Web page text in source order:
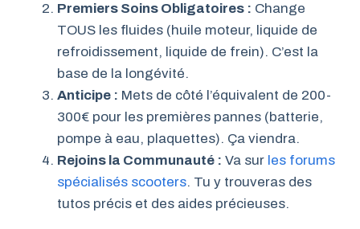
Premiers Soins Obligatoires : Change
TOUS les fluides (huile moteur, liquide de
refroidissement, liquide de frein). C’est la
base de la longévité.
Anticipe : Mets de côté l’équivalent de 200-
300€ pour les premières pannes (batterie,
pompe à eau, plaquettes). Ça viendra.
Rejoins la Communauté : Va sur les forums
spécialisés scooters. Tu y trouveras des
tutos précis et des aides précieuses.